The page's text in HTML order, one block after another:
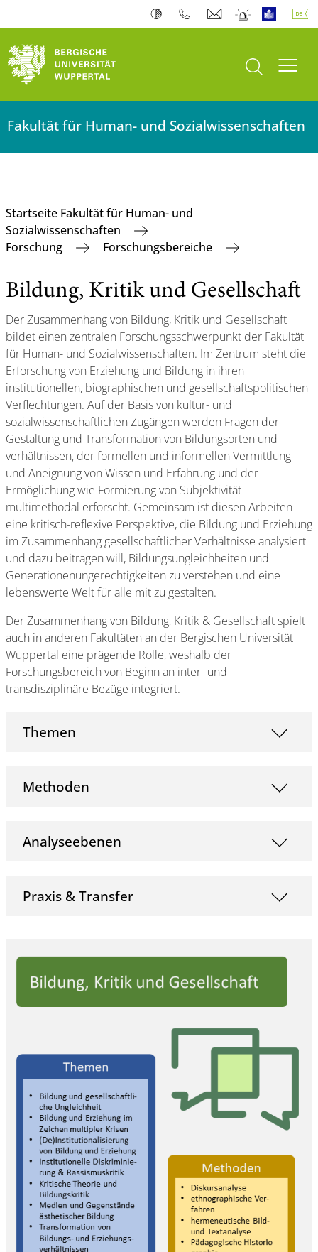
Suche öffnen
Fakultät für Human- und Sozialwissenschaften
Startseite Fakultät für Human- und
Sozialwissenschaften
Forschung
Forschungsbereiche
Bildung, Kritik und Gesellschaft
Der Zusammenhang von Bildung, Kritik und Gesellschaft
bildet einen zentralen Forschungsschwerpunkt der Fakultät
für Human- und Sozialwissenschaften. Im Zentrum steht die
Erforschung von Erziehung und Bildung in ihren
institutionellen, biographischen und gesellschaftspolitischen
Verflechtungen. Auf der Basis von kultur- und
sozialwissenschaftlichen Zugängen werden Fragen der
Gestaltung und Transformation von Bildungsorten und -
verhältnissen, der formellen und informellen Vermittlung
und Aneignung von Wissen und Erfahrung und der
Ermöglichung wie Formierung von Subjektivität
multimethodal erforscht. Gemeinsam ist diesen Arbeiten
eine kritisch-reflexive Perspektive, die Bildung und Erziehung
im Zusammenhang gesellschaftlicher Verhältnisse analysiert
und dazu beitragen will, Bildungsungleichheiten und
Generationenungerechtigkeiten zu verstehen und eine
lebenswerte Welt für alle mit zu gestalten.
Der Zusammenhang von Bildung, Kritik & Gesellschaft spielt
auch in anderen Fakultäten an der Bergischen Universität
Wuppertal eine prägende Rolle, weshalb der
Forschungsbereich von Beginn an inter- und
transdisziplinäre Bezüge integriert.
Themen
Methoden
Analyseebenen
Praxis & Transfer